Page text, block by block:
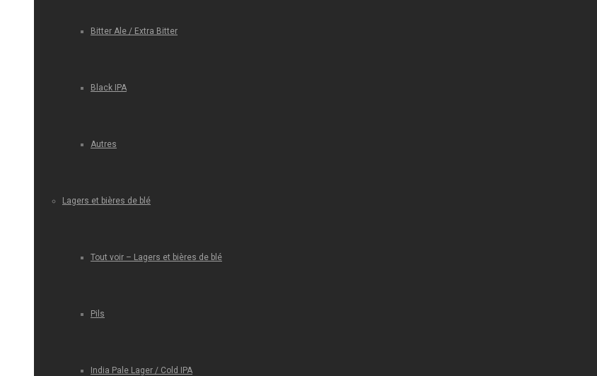
Bitter Ale / Extra Bitter
Black IPA
Autres
Lagers et bières de blé
Tout voir – Lagers et bières de blé
Pils
India Pale Lager / Cold IPA